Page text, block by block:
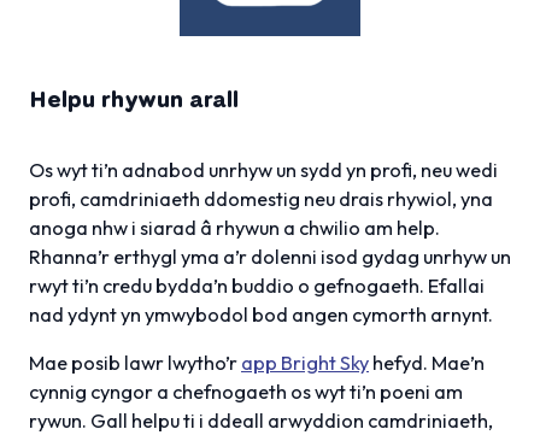
Helpu rhywun arall
Os wyt ti’n adnabod unrhyw un sydd yn profi, neu wedi
profi, camdriniaeth ddomestig neu drais rhywiol, yna
anoga nhw i siarad â rhywun a chwilio am help.
Rhanna’r erthygl yma a’r dolenni isod gydag unrhyw un
rwyt ti’n credu bydda’n buddio o gefnogaeth. Efallai
nad ydynt yn ymwybodol bod angen cymorth arnynt.
Mae posib lawr lwytho’r app Bright Sky hefyd. Mae’n
cynnig cyngor a chefnogaeth os wyt ti’n poeni am
rywun. Gall helpu ti i ddeall arwyddion camdriniaeth,